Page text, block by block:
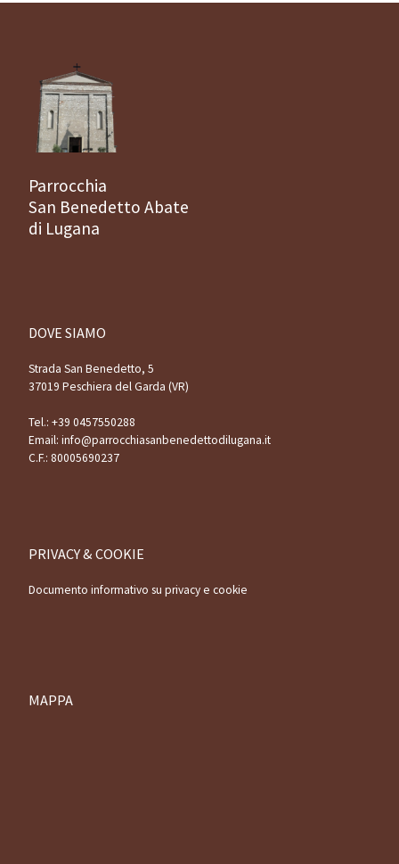
Parrocchia
San Benedetto Abate
di Lugana
DOVE SIAMO
Strada San Benedetto, 5
37019 Peschiera del Garda (VR)
Tel.: +39 0457550288
Email: info@parrocchiasanbenedettodilugana.it
C.F.: 80005690237
PRIVACY & COOKIE
Documento informativo su privacy e cookie
MAPPA